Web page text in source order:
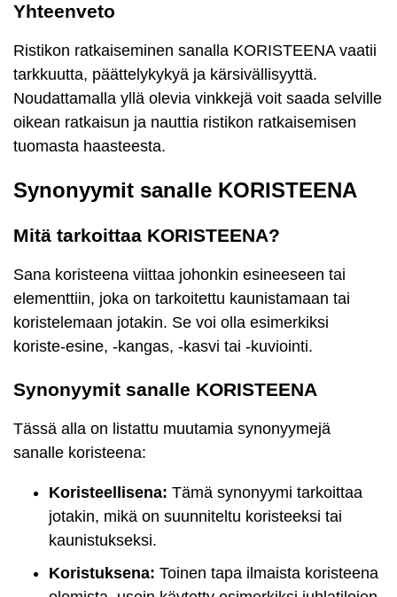
Yhteenveto
Ristikon ratkaiseminen sanalla KORISTEENA vaatii
tarkkuutta, päättelykykyä ja kärsivällisyyttä.
Noudattamalla yllä olevia vinkkejä voit saada selville
oikean ratkaisun ja nauttia ristikon ratkaisemisen
tuomasta haasteesta.
Synonyymit sanalle KORISTEENA
Mitä tarkoittaa KORISTEENA?
Sana koristeena viittaa johonkin esineeseen tai
elementtiin, joka on tarkoitettu kaunistamaan tai
koristelemaan jotakin. Se voi olla esimerkiksi
koriste-esine, -kangas, -kasvi tai -kuviointi.
Synonyymit sanalle KORISTEENA
Tässä alla on listattu muutamia synonyymejä
sanalle koristeena:
Koristeellisena: Tämä synonyymi tarkoittaa
jotakin, mikä on suunniteltu koristeeksi tai
kaunistukseksi.
Koristuksena: Toinen tapa ilmaista koristeena